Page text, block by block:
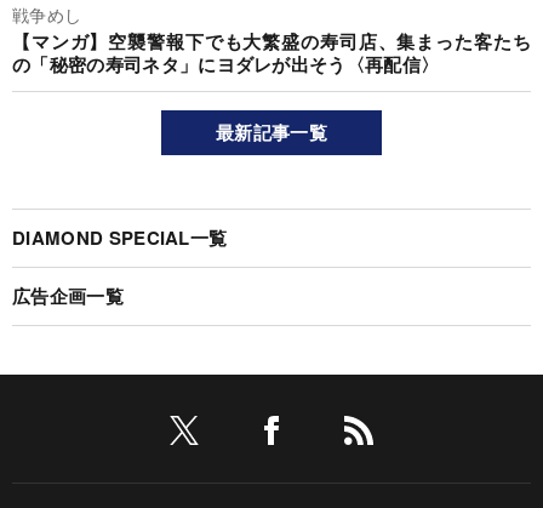
戦争めし
【マンガ】空襲警報下でも大繁盛の寿司店、集まった客たち
の「秘密の寿司ネタ」にヨダレが出そう〈再配信〉
最新記事一覧
DIAMOND SPECIAL一覧
広告企画一覧